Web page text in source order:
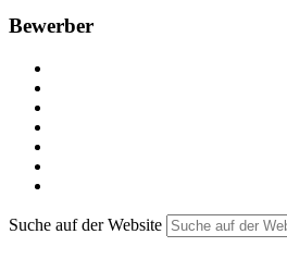
Bewerber
Suche auf der Website